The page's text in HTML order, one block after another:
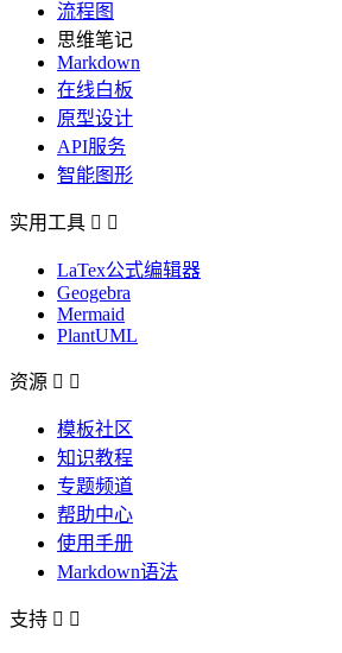
流程图
思维笔记
Markdown
在线白板
原型设计
API服务
智能图形
实用工具  
LaTex公式编辑器
Geogebra
Mermaid
PlantUML
资源  
模板社区
知识教程
专题频道
帮助中心
使用手册
Markdown语法
支持  